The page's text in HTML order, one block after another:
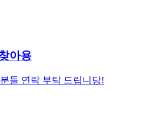
아용
들 연락 부탁 드립니당!